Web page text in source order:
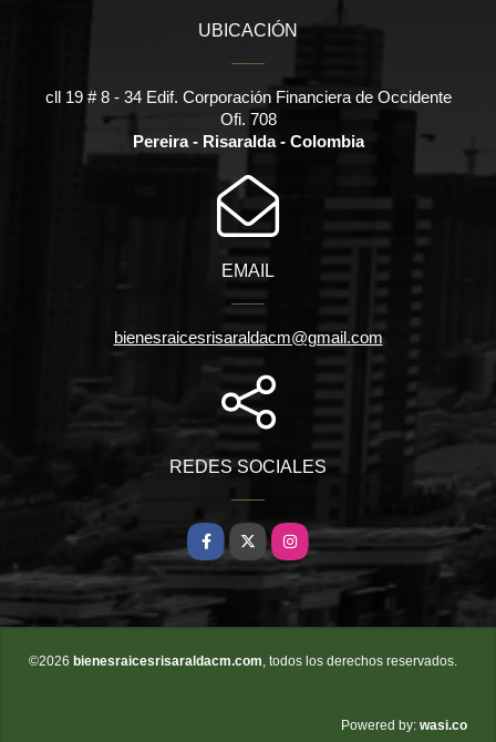
UBICACIÓN
cll 19 # 8 - 34 Edif. Corporación Financiera de Occidente
Ofi. 708
Pereira - Risaralda - Colombia
EMAIL
bienesraicesrisaraldacm@gmail.com
REDES SOCIALES
Facebook
X Instagram
©2026 bienesraicesrisaraldacm.com , todos los derechos reservados.
Powered by: wasi.co